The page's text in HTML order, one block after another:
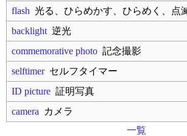
flash 光る、ひらめかす、ひらめく、点
backlight 逆光
commemorative photo 記念撮影
selftimerセルフタイマー
ID picture 証明写真
camera カメラ
一覧